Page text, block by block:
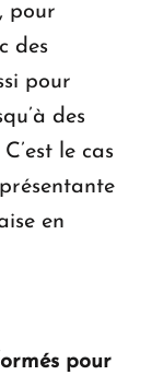
pour
des
pour
des
le cas
en
pour